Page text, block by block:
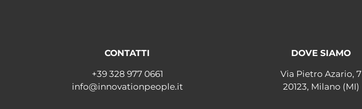
CONTATTI
+39 328 977 0661
info@innovationpeople.it
DOVE SIAMO
Via Pietro Azario, 7
20123, Milano (MI)